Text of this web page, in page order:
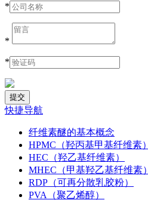
*
*
*
快捷导航
纤维素醚的基本概念
HPMC（羟丙基甲基纤维素）
HEC（羟乙基纤维素）
MHEC（甲基羟乙基纤维素）
RDP（可再分散乳胶粉）
PVA（聚乙烯醇）